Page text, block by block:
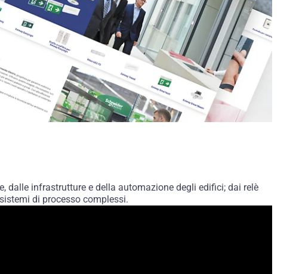
dalle infrastrutture e della automazione degli edifici; dai relè
di processo complessi.